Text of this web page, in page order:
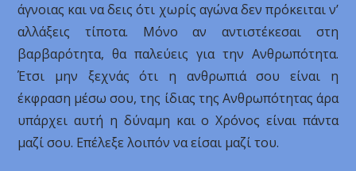
άγνοιας και να δεις ότι χωρίς αγώνα δεν πρόκειται ν’
αλλάξεις τίποτα. Μόνο αν αντιστέκεσαι στη
βαρβαρότητα, θα παλεύεις για την Ανθρωπότητα.
Έτσι μην ξεχνάς ότι η ανθρωπιά σου είναι η
έκφραση μέσω σου, της ίδιας της Ανθρωπότητας άρα
υπάρχει αυτή η δύναμη και ο Χρόνος είναι πάντα
μαζί σου. Επέλεξε λοιπόν να είσαι μαζί του.